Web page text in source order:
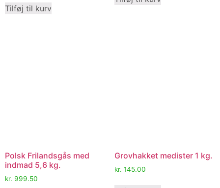
Tilføj til kurv
Polsk Frilandsgås med
indmad 5,6 kg.
kr. 999.50
Grovhakket medister 1 kg.
kr. 145.00